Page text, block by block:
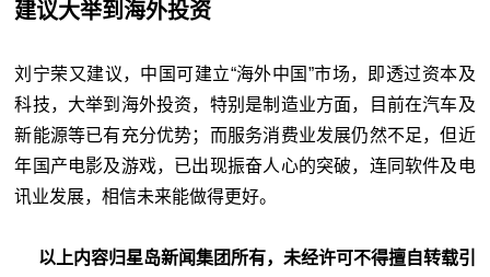
建议大举到海外投资
刘宁荣又建议，中国可建立“海外中国”市场，即透过资本及
科技，大举到海外投资，特别是制造业方面，目前在汽车及
新能源等已有充分优势；而服务消费业发展仍然不足，但近
年国产电影及游戏，已出现振奋人心的突破，连同软件及电
讯业发展，相信未来能做得更好。
以上内容归星岛新闻集团所有，未经许可不得擅自转载引